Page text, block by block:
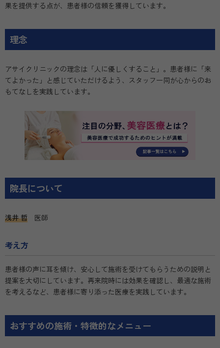
果を提供する点が、患者様の信頼を獲得しています。
理念
アサイクリニックの理念は「人に優しくすること」。患者様に「来
てよかった」と感じていただけるよう、スタッフ一同が心からのお
もてなしを実践しています。
院長について
浅井 哲 医師
考え方
患者様の声に耳を傾け、安心して施術を受けてもらうための説明と
提案を大切にしています。再来院時には効果を確認し、最適な施術
を考えるなど、患者様に寄り添った医療を実践しています。
おすすめの施術・特徴的なメニュー